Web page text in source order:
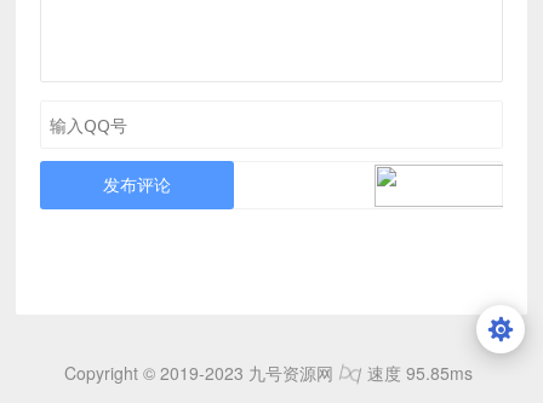
发布评论
Copyright © 2019-2023 九号资源网 速度 95.85ms